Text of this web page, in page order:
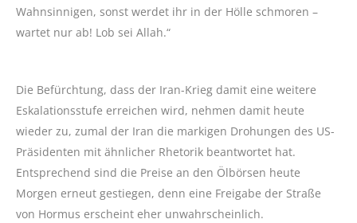
Wahnsinnigen, sonst werdet ihr in der Hölle schmoren –
wartet nur ab! Lob sei Allah.“
Die Befürchtung, dass der Iran-Krieg damit eine weitere
Eskalationsstufe erreichen wird, nehmen damit heute
wieder zu, zumal der Iran die markigen Drohungen des US-
Präsidenten mit ähnlicher Rhetorik beantwortet hat.
Entsprechend sind die Preise an den Ölbörsen heute
Morgen erneut gestiegen, denn eine Freigabe der Straße
von Hormus erscheint eher unwahrscheinlich.